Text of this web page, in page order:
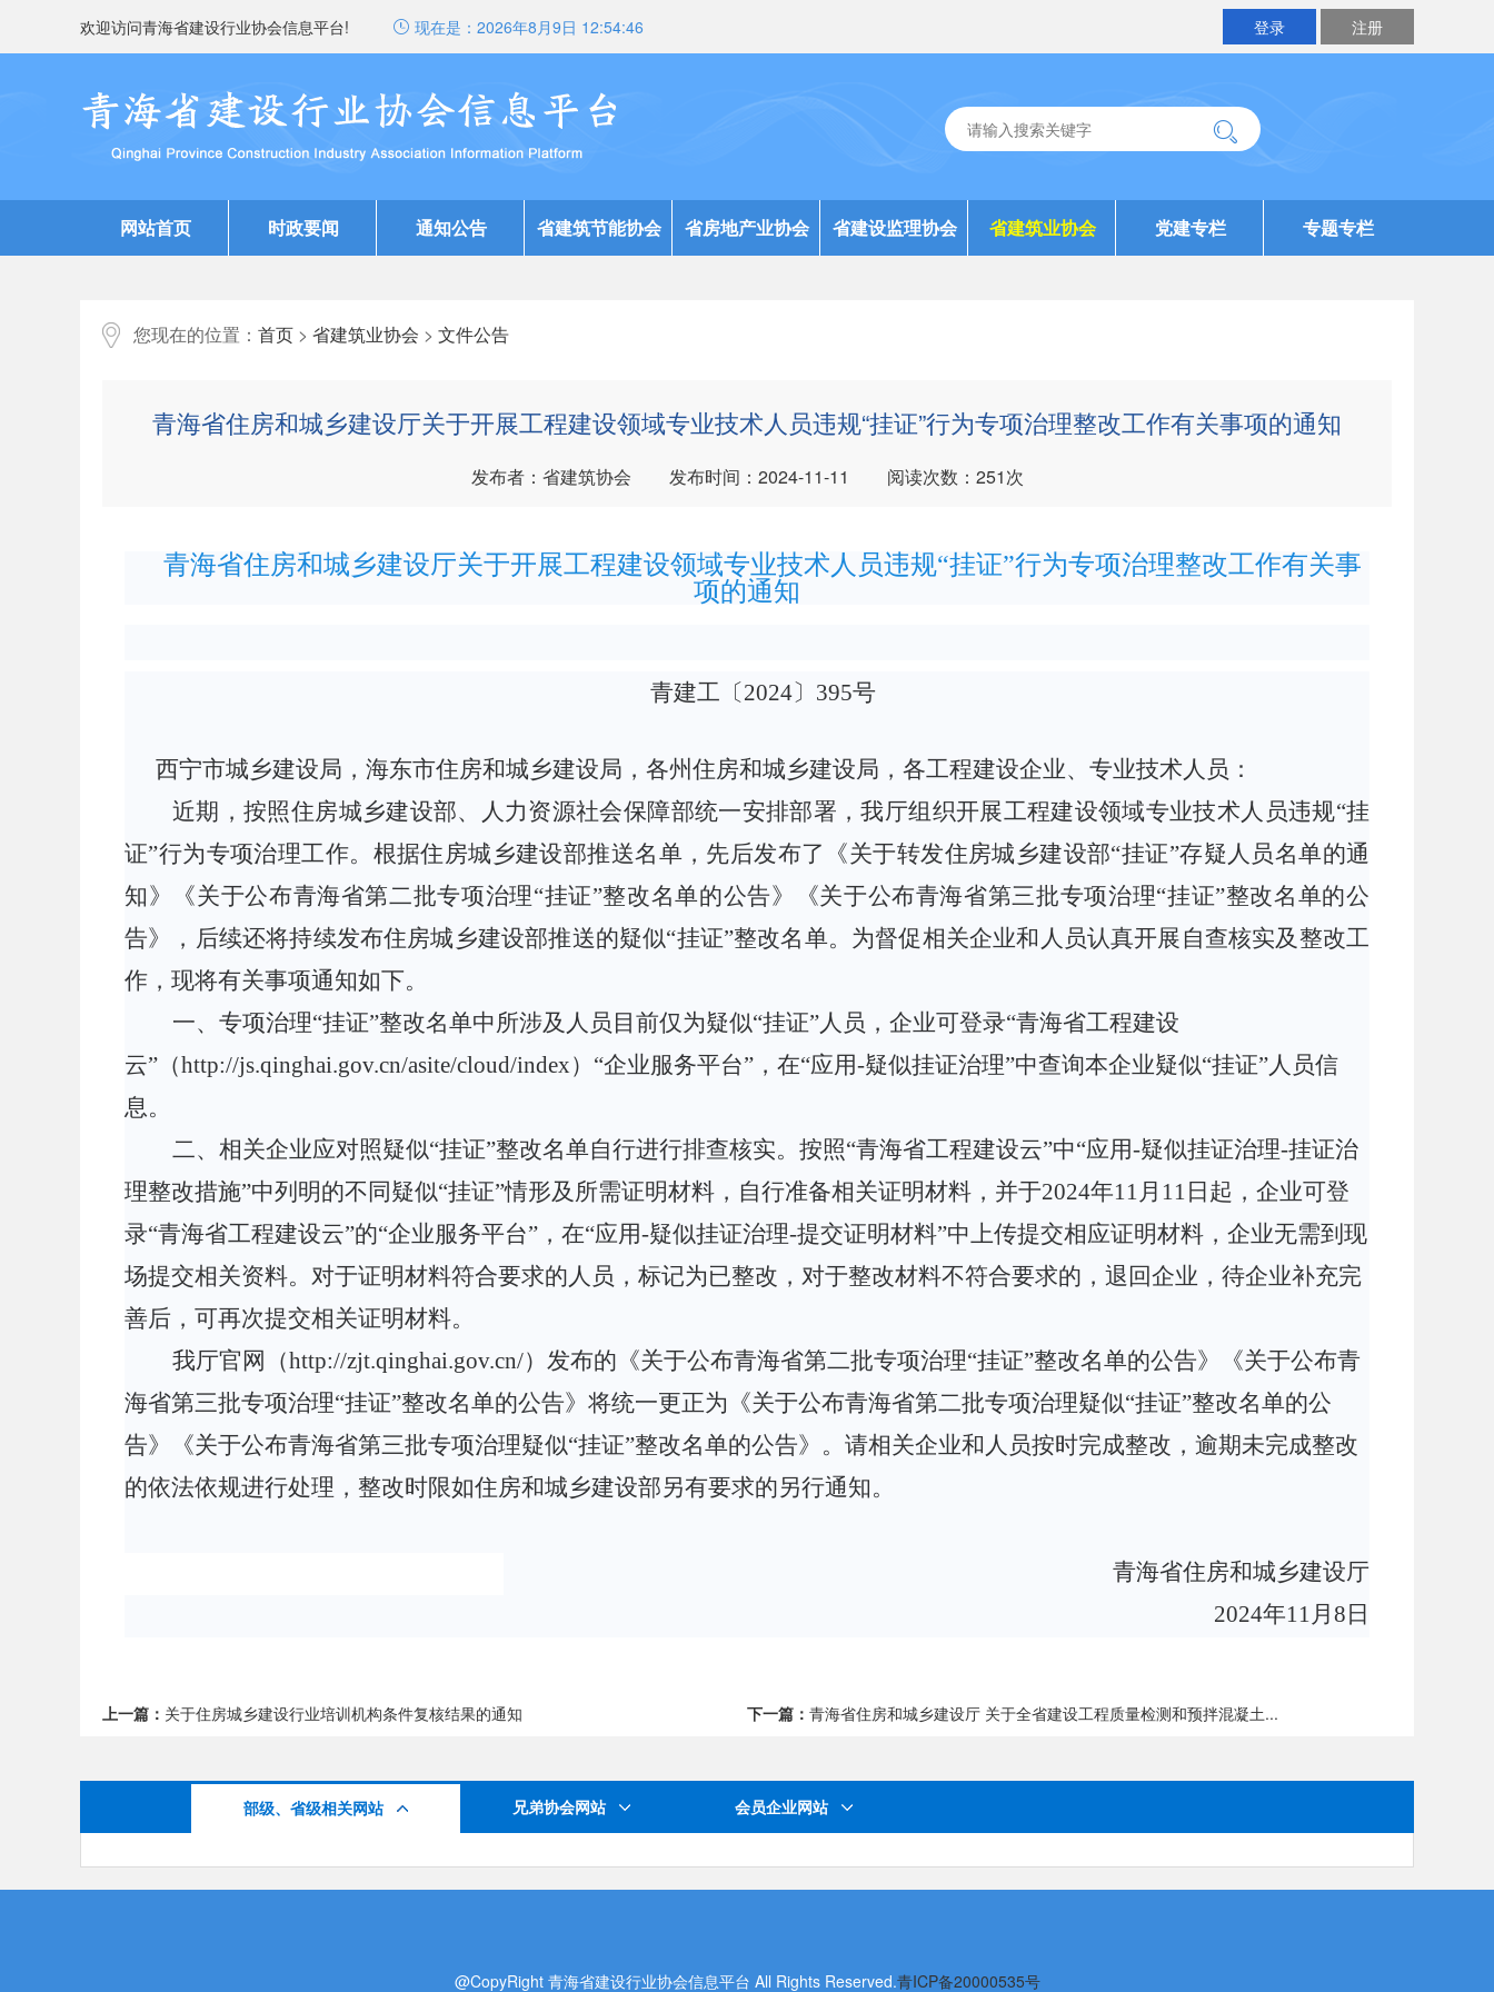
欢迎访问青海省建设行业协会信息平台! 现在是： 2026年8月9日 12:54:47 注册
登录
网站首页 时政要闻 通知公告 省建筑节能协会 省房地产业协会 省建设监理协会 省建筑业协会 党建专栏 专题专栏
您现在的位置： 首页 > 省建筑业协会 > 文件公告
青海省住房和城乡建设厅关于开展工程建设领域专业技术人员违规“挂证”行为专项治理整改工作有关事项的通知
发布者：省建筑协会 发布时间：2024-11-11 阅读次数： 251次
青海省住房和城乡建设厅关于开展工程建设领域专业技术人员违规“挂证”行为专项治理整改工作有关事
项的通知
青建工〔2024〕395号
西宁市城乡建设局，海东市住房和城乡建设局，各州住房和城乡建设局， 各工程建设企业、专业技术人员：
近期，按照住房城乡建设部、人力资源社会保障部统一安排部署，我厅组织开展工程建设领域专业技术人员违规“挂
证”行为专项治理工作。根据住房城乡建设部推送名单，先后发布了
《关于转发住房城乡建设部“挂证”存疑人员名单的通
知》
《关于公布青海省第二批专项治理“挂证”整改名单的公告》《关于公布青海省第三批专项治理“挂证”整改名单的公
告》，后续还将持续发布住房城乡建设部推送的疑似“挂证”整改名单。为督促相关企业和人员认真开展自查核实及整改工
作，现将有关事项通知如下。
一、专项治理“挂证”整改名单中所涉及人员目前仅为疑似“挂证”人员，企业可登录“青海省工程建设
云”（http://js.qinghai.gov.cn/asite/cloud/index）“企业服务平台”， 在“应用-疑似挂证治理”中查询本企业疑似“挂证”人员信
息。
二、相关企业应对照疑似“挂证”整改名单自行进行排查核实。按照“青海省工程建设云”中“应用-疑似挂证治理-挂证治
理整改措施”中列明的不同疑似“挂证”情形及所需证明材料，自行准备相关证明材料，并于2024年11月11日起，企业可登
录“青海省工程建设云”的“企业服务平台”，在“应用-疑似挂证治理-提交证明材料”中上传提交相应证明材料，企业无需到现
场提交相关资料。对于证明材料符合要求的人员，标记为已整改，对于整改材料不符合要求的，退回企业，待企业补充完
善后，可再次提交相关证明材料。
我厅官网（http://zjt.qinghai.gov.cn/）发布的《关于公布青海省第二批专项治理“挂证”整改名单的公告》《关于公布青
海省第三批专项治理“挂证”整改名单的公告》将统一更正为《关于公布青海省第二批专项治理疑似“挂证”整改名单的公
告》《关于公布青海省第三批专项治理疑似“挂证”整改名单的公告》。请相关企业和人员按时完成整改，逾期未完成整改
的依法依规进行处理，整改时限如住房和城乡建设部另有要求的另行通知。
青海省住房和城乡建设厅
2024年11月8日
上一篇： 关于住房城乡建设行业培训机构条件复核结果的通知 下一篇： 青海省住房和城乡建设厅 关于全省建设工程质量检测和预拌混凝土...
部级、省级相关网站 兄弟协会网站 会员企业网站
@CopyRight 青海省建设行业协会信息平台 All Rights Reserved.青ICP备20000535号